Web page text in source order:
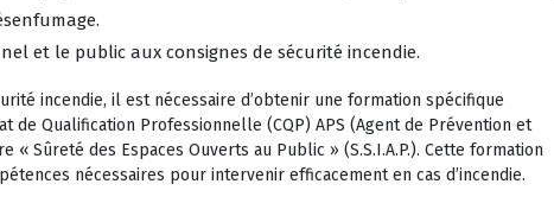
et le public aux consignes de sécurité incendie.
incendie, il est nécessaire d’obtenir une formation spécifique
de Qualification Professionnelle (CQP) APS (Agent de Prévention et
« Sûreté des Espaces Ouverts au Public » (S.S.I.A.P.). Cette formation
nécessaires pour intervenir efficacement en cas d’incendie.